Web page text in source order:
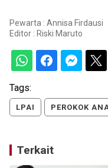
Pewarta : Annisa Firdausi
Editor : Riski Maruto
Tags:
LPAI PEROKOK
Terkait